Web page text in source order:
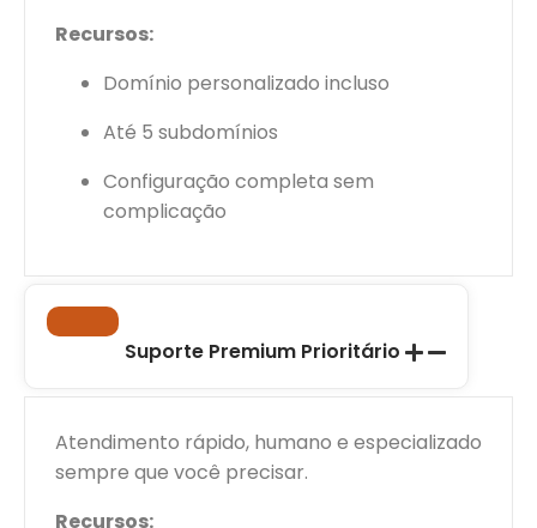
Recursos:
Domínio personalizado incluso
Até 5 subdomínios
Configuração completa sem
complicação
Suporte Premium Prioritário
Atendimento rápido, humano e especializado
sempre que você precisar.
Recursos: